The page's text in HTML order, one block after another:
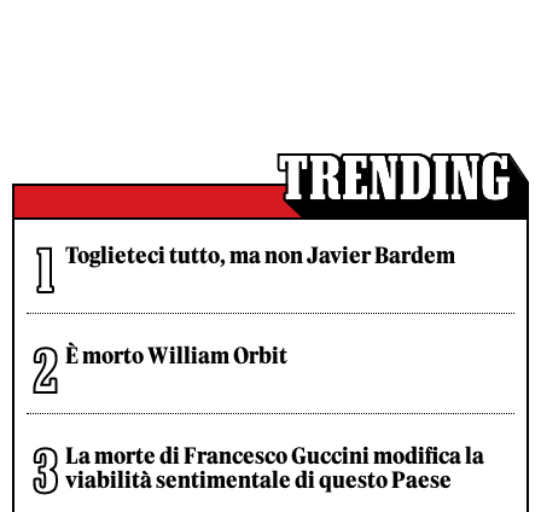
Toglieteci tutto, ma non Javier Bardem
È morto William Orbit
La morte di Francesco Guccini modifica la
viabilità sentimentale di questo Paese